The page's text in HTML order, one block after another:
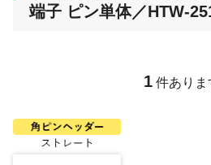
シリーズから探す
ご利用ガイド
端子 ピン単体／HTW-
1 件ありま